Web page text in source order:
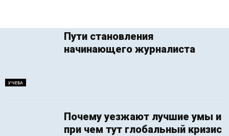
УЧЕБА
Пути становления
начинающего журналиста
Почему уезжают лучшие умы и
при чем тут глобальный кризис